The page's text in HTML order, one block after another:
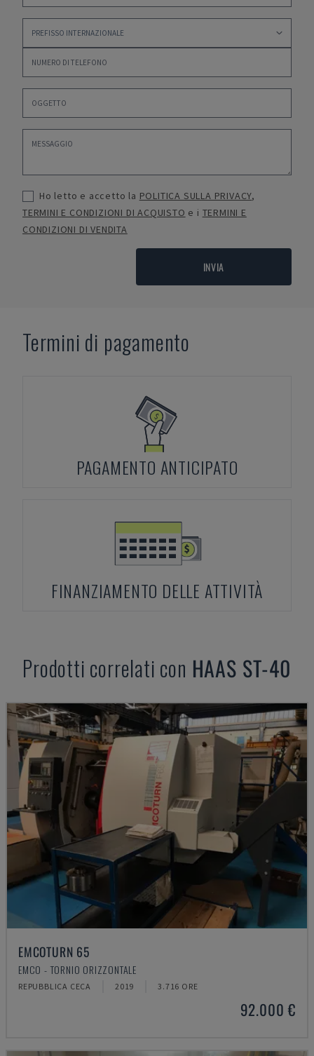
Ho letto e accetto la POLITICA SULLA PRIVACY,
TERMINI E CONDIZIONI DI ACQUISTO e i TERMINI E
CONDIZIONI DI VENDITA
INVIA
Termini di pagamento
PAGAMENTO ANTICIPATO
FINANZIAMENTO DELLE ATTIVITÀ
Prodotti correlati con HAAS ST-40
EMCOTURN 65
EMCO - TORNIO ORIZZONTALE
REPUBBLICA CECA 2019 3.716 ORE
92.000 €